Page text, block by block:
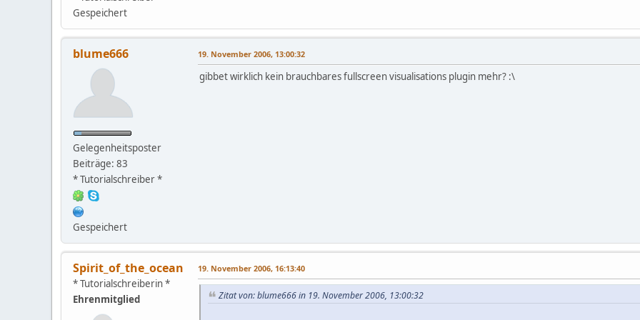
Gespeichert
blume666
Gelegenheitsposter
Beiträge: 83
* Tutorialschreiber *
Gespeichert
19. November 2006, 13:00:32
gibbet wirklich kein brauchbares fullscreen visualisations plugin mehr? :\
Spirit_of_the_ocean
* Tutorialschreiberin *
Ehrenmitglied
19. November 2006, 16:13:40
Zitat von: blume666 in 19. November 2006, 13:00:32